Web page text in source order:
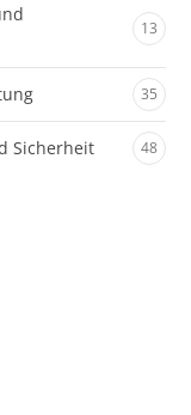
13
35
Sicherheit 48